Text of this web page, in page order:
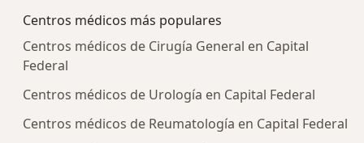
Centros médicos más populares
Centros médicos de Cirugía General en Capital
Federal
Centros médicos de Urología en Capital Federal
Centros médicos de Reumatología en Capital Federal